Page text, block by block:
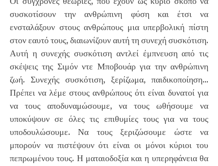
συσκοτίσουν την ανθρώπινη φύση και έτσι να
ενσταλάξουν στους ανθρώπους μια υπερβολική πίστη
στον εαυτό τους, διαιωνίζουν αυτή τη συνεχή συσκότιση.
Αυτή η συνεχής συσκότιση αντλεί έμπνευση από τις
σκέψεις της Σιμόν ντε Μποβουάρ για την ανθρώπινη
ζωή. Συνεχής συσκότιση, ξερίζωμα, παιδικοποίηση...
Πρέπει να λέμε στους ανθρώπους ότι είναι δυνατοί για
να τους αποδυναμώσουμε, να τους ωθήσουμε να
υποκύψουν σε όλες τις επιθυμίες τους για να τους
υποδουλώσουμε. Να τους ξεριζώσουμε ώστε να
μπορούν να πιστέψουν ότι είναι οι μόνοι κύριοι του
πεπρωμένου τους. Η ματαιοδοξία και η υπερηφάνεια θα